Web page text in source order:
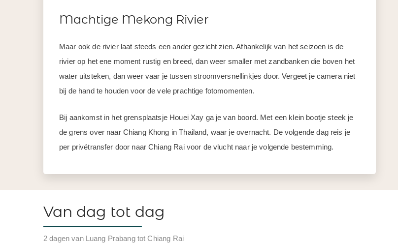
Machtige Mekong Rivier
Maar ook de rivier laat steeds een ander gezicht zien. Afhankelijk van het seizoen is de
rivier op het ene moment rustig en breed, dan weer smaller met zandbanken die boven het
water uitsteken, dan weer vaar je tussen stroomversnellinkjes door. Vergeet je camera niet
bij de hand te houden voor de vele prachtige fotomomenten.
Bij aankomst in het grensplaatsje Houei Xay ga je van boord. Met een klein bootje steek je
de grens over naar Chiang Khong in Thailand, waar je overnacht. De volgende dag reis je
per privétransfer door naar Chiang Rai voor de vlucht naar je volgende bestemming.
Van dag tot dag
2 dagen van Luang Prabang tot Chiang Rai